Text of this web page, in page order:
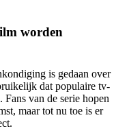
worden
is gedaan over
dat populaire tv-
van de serie hopen
maar tot nu toe is er